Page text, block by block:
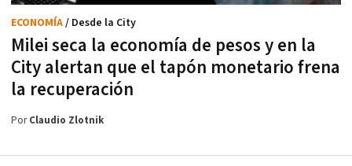
Milei seca la economía de pesos y en la
City alertan que el tapón monetario frena
la recuperación
ECONOMÍA/ Desde la City
PorClaudio Zlotnik